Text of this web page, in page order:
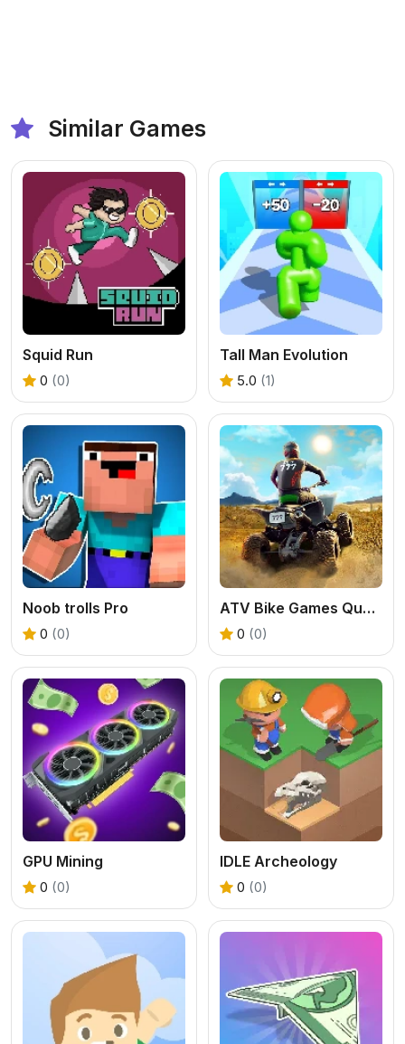
Similar Games
Squid Run
0 (0)
Tall Man Evolution
5.0 (1)
Noob trolls Pro
0 (0)
ATV Bike Games Quad Offroad
0 (0)
GPU Mining
0 (0)
IDLE Archeology
0 (0)